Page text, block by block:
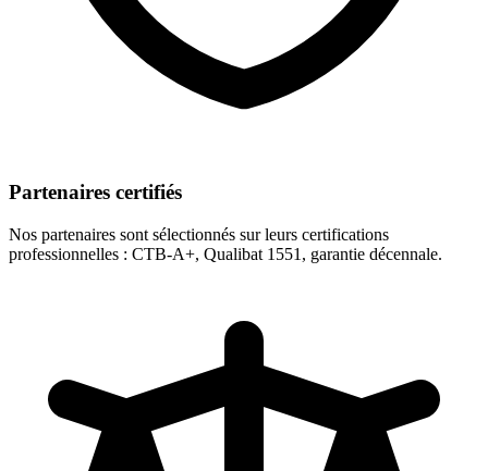
Partenaires certifiés
Nos partenaires sont sélectionnés sur leurs certifications
professionnelles : CTB-A+, Qualibat 1551, garantie décennale.